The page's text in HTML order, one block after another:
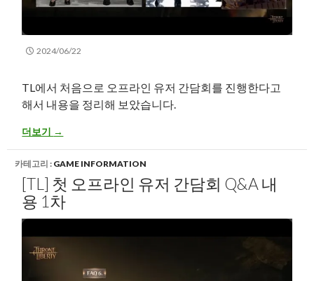
2024/06/22
TL에서 처음으로 오프라인 유저 간담회를 진행한다고
해서 내용을 정리해 보았습니다.
[TL] 첫 오프라인 유저 간담회 Q&A 내용 2차
더보기 →
카테고리 : GAME INFORMATION
[TL] 첫 오프라인 유저 간담회 Q&A 내
용 1차